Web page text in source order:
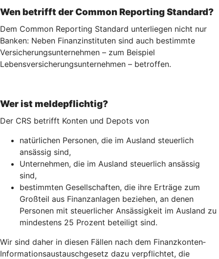
Wen betrifft der Common Reporting Standard?
Dem Common Reporting Standard unterliegen nicht nur
Banken: Neben Finanzinstituten sind auch bestimmte
Versicherungsunternehmen – zum Beispiel
Lebensversicherungs­unternehmen – betroffen.
Wer ist meldepflichtig?
Der CRS betrifft Konten und Depots von
natürlichen Personen, die im Ausland steuerlich
ansässig sind,
Unternehmen, die im Ausland steuerlich ansässig
sind,
bestimmten Gesellschaften, die ihre Erträge zum
Großteil aus Finanzanlagen beziehen, an denen
Personen mit steuerlicher Ansässigkeit im Ausland zu
mindestens 25 Prozent beteiligt sind.
Wir sind daher in diesen Fällen nach dem Finanz­konten­
Informations­austausch­gesetz dazu verpflichtet, die